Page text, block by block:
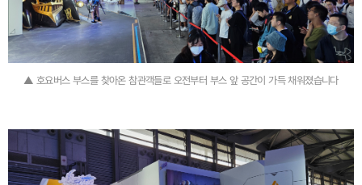
▲ 호요버스 부스를 찾아온 참관객들로 오전부터 부스 앞 공간이 가득 채워졌습니다